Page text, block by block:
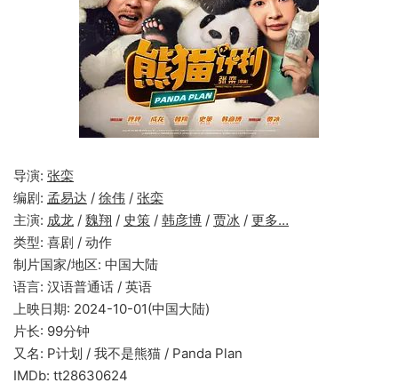
导演: 张栾
编剧: 孟易达 / 徐伟 / 张栾
主演: 成龙 / 魏翔 / 史策 / 韩彦博 / 贾冰 / 更多…
类型: 喜剧 / 动作
制片国家/地区: 中国大陆
语言: 汉语普通话 / 英语
上映日期: 2024-10-01(中国大陆)
片长: 99分钟
又名: P计划 / 我不是熊猫 / Panda Plan
IMDb: tt28630624